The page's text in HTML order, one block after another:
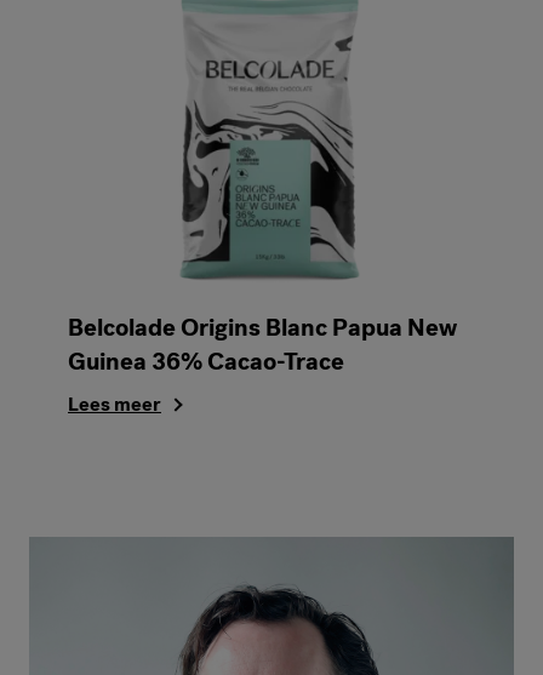
Belcolade Origins Blanc Papua New
Guinea 36% Cacao-Trace
Lees meer